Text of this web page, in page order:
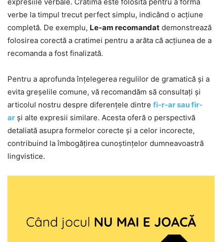
verbe la timpul trecut perfect simplu, indicând o acțiune
completă. De exemplu, Le-am recomandat demonstrează
folosirea corectă a cratimei pentru a arăta că acțiunea de a
recomanda a fost finalizată.
Pentru a aprofunda înțelegerea regulilor de gramatică și a
evita greșelile comune, vă recomandăm să consultați și
articolul nostru despre diferențele dintre fi-r-ar sau fir-
ar și alte expresii similare. Acesta oferă o perspectivă
detaliată asupra formelor corecte și a celor incorecte,
contribuind la îmbogățirea cunoștințelor dumneavoastră
lingvistice.